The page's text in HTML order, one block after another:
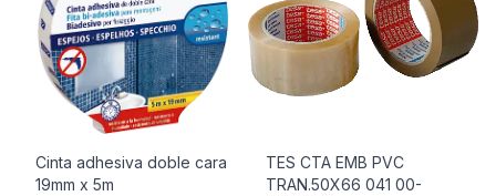
Cinta adhesiva doble cara
19mm x 5m
TES CTA EMB PVC
TRAN.50X66 041 00-